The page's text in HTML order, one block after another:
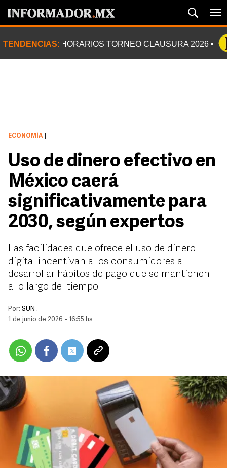
TENDENCIAS: HORARIOS TORNEO CLAUSURA 2026
ECONOMÍA
Uso de dinero efectivo en
México caerá
significativamente para
2030, según expertos
Las facilidades que ofrece el uso de dinero
digital incentivan a los consumidores a
desarrollar hábitos de pago que se mantienen
a lo largo del tiempo
Por: SUN .
1 de junio de 2026 - 16:55 hs